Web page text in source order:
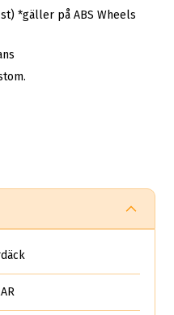
*gäller på ABS Wheels